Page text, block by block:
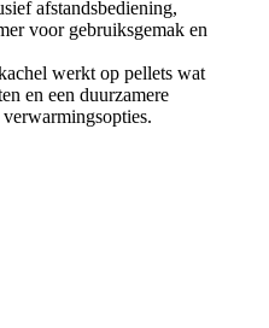
afstandsbediening,
voor gebruiksgemak en
werkt op pellets wat
en een duurzamere